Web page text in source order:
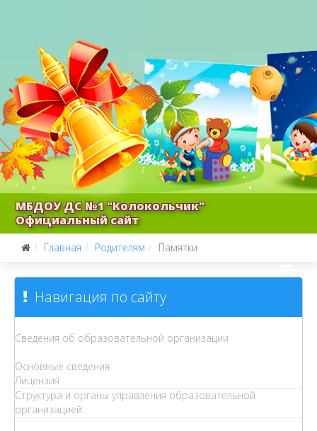
МБДОУ ДС №1 "Колокольчик"
Официальный сайт
Главная Родителям Памятки
Навигация по сайту
Сведения об образовательной организации
Основные сведения
Лицензия
Структура и органы управления образовательной
организацией